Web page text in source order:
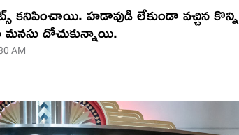
కనిపించాయి. హడావుడి లేకుండా వచ్చిన కొన్ని
మనసు దోచుకున్నాయి.
AM